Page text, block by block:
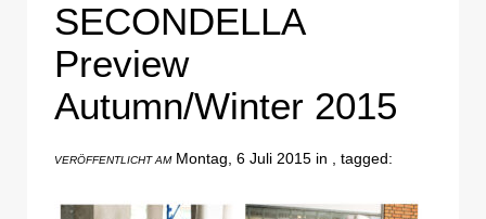
SECONDELLA
Preview
Autumn/Winter 2015
VERÖFFENTLICHT AMMontag, 6 Juli 2015 in , tagged: